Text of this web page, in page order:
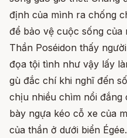
định của mình ra chống
để bảo vệ cuộc sống của
Thần Poséidon thấy
đọa tội tình như vậy lấy
gù đắc chí khi nghĩ đến
chịu nhiều chìm nổi đắng
bày ngựa kéo cỗ xe của
của thần ở dưới biển Égée.